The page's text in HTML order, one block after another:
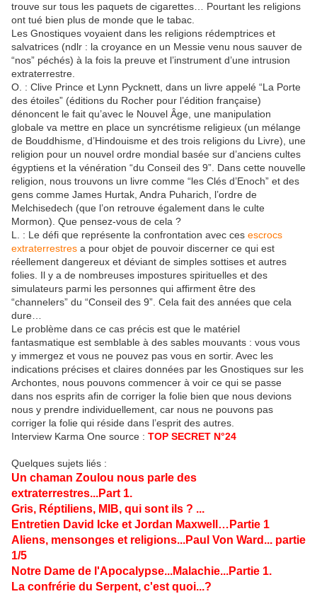
trouve sur tous les paquets de cigarettes… Pourtant les religions
ont tué bien plus de monde que le tabac.
Les Gnostiques voyaient dans les religions rédemptrices et
salvatrices (ndlr : la croyance en un Messie venu nous sauver de
“nos” péchés) à la fois la preuve et l’instrument d’une intrusion
extraterrestre.
O. : Clive Prince et Lynn Pycknett, dans un livre appelé “La Porte
des étoiles” (éditions du Rocher pour l’édition française)
dénoncent le fait qu’avec le Nouvel Âge, une manipulation
globale va mettre en place un syncrétisme religieux (un mélange
de Bouddhisme, d’Hindouisme et des trois religions du Livre), une
religion pour un nouvel ordre mondial basée sur d’anciens cultes
égyptiens et la vénération “du Conseil des 9”. Dans cette nouvelle
religion, nous trouvons un livre comme “les Clés d’Enoch” et des
gens comme James Hurtak, Andra Puharich, l’ordre de
Melchisedech (que l’on retrouve également dans le culte
Mormon). Que pensez-vous de cela ?
L. : Le défi que représente la confrontation avec ces escrocs
extraterrestres a pour objet de pouvoir discerner ce qui est
réellement dangereux et déviant de simples sottises et autres
folies. Il y a de nombreuses impostures spirituelles et des
simulateurs parmi les personnes qui affirment être des
“channelers” du “Conseil des 9”. Cela fait des années que cela
dure…
Le problème dans ce cas précis est que le matériel
fantasmatique est semblable à des sables mouvants : vous vous
y immergez et vous ne pouvez pas vous en sortir. Avec les
indications précises et claires données par les Gnostiques sur les
Archontes, nous pouvons commencer à voir ce qui se passe
dans nos esprits afin de corriger la folie bien que nous devions
nous y prendre individuellement, car nous ne pouvons pas
corriger la folie qui réside dans l’esprit des autres.
Interview Karma One source : TOP SECRET N°24
Quelques sujets liés :
Un chaman Zoulou nous parle des
extraterrestres...Part 1.
Gris, Réptiliens, MIB, qui sont ils ? ...
Entretien David Icke et Jordan Maxwell…Partie 1
Aliens, mensonges et religions...Paul Von Ward... partie
1/5
Notre Dame de l'Apocalypse...Malachie...Partie 1.
La confrérie du Serpent, c'est quoi...?